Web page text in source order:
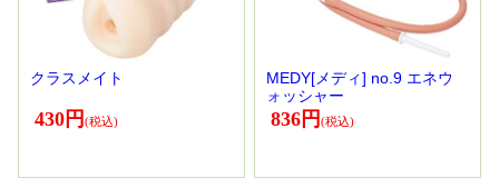
クラスメイト
430円
MEDY[メディ] no.9 エネウ
ォッシャー
836円